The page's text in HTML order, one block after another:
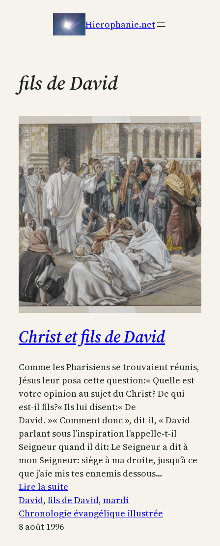
Hierophanie.net
fils de David
Christ et fils de David
Comme les Pharisiens se trouvaient réunis,
Jésus leur posa cette question:« Quelle est
votre opinion au sujet du Christ? De qui
est-il fils?« Ils lui disent:« De
David. »« Comment donc », dit-il, « David
parlant sous l’inspiration l’appelle-t-il
Seigneur quand il dit: Le Seigneur a dit à
mon Seigneur: siège à ma droite, jusqu’à ce
que j’aie mis tes ennemis dessous…
Lire la suite
Christ
et
David, fils de David, mardi
Chronologie évangélique illustrée
8 août 1996